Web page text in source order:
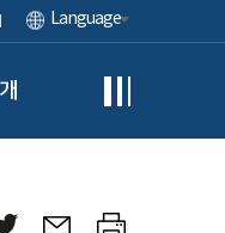
Language